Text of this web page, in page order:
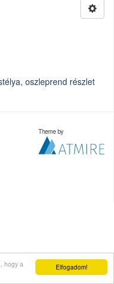
Elfogadom!
hogy a
oszleprend részlet
Theme by